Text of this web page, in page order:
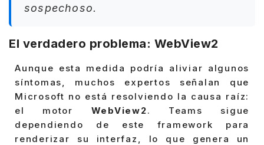
sospechoso.
El verdadero problema: WebView2
Aunque esta medida podría aliviar algunos
síntomas, muchos expertos señalan que
Microsoft no está resolviendo la causa raíz:
el motor WebView2. Teams sigue
dependiendo de este framework para
renderizar su interfaz, lo que genera un